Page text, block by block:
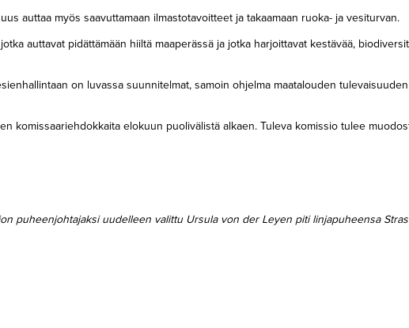
auttaa myös saavuttamaan ilmastotavoitteet ja takaamaan ruoka- ja vesiturvan.
auttavat pidättämään hiiltä maaperässä ja jotka harjoittavat kestävää,
on luvassa suunnitelmat, samoin ohjelma maatalouden tulevaisuuden
komissaariehdokkaita elokuun puolivälistä alkaen. Tuleva komissio tulee
puheenjohtajaksi uudelleen valittu Ursula von der Leyen piti linjapuheensa